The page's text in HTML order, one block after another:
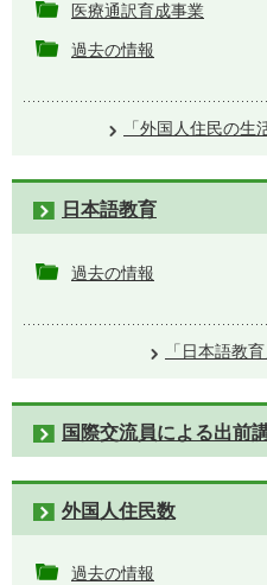
医療通訳育成事業
過去の情報
「外国人住民の生
日本語教育
過去の情報
「日本語教
国際交流員による出前
外国人住民数
過去の情報